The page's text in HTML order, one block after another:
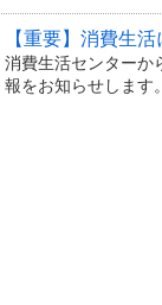
【重要】消費生
消費生活センターか
報をお知らせします。